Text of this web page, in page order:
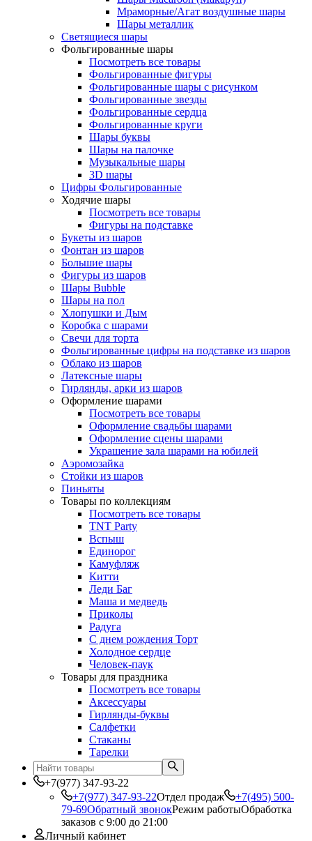
Мраморные/Агат воздушные шары
Шары металлик
Светящиеся шары
Фольгированные шары
Посмотреть все товары
Фольгированные фигуры
Фольгированные шары с рисунком
Фольгированные звезды
Фольгированные сердца
Фольгированные круги
Шары буквы
Шары на палочке
Музыкальные шары
3D шары
Цифры Фольгированные
Ходячие шары
Посмотреть все товары
Фигуры на подставке
Букеты из шаров
Фонтан из шаров
Большие шары
Фигуры из шаров
Шары Bubble
Шары на пол
Хлопушки и Дым
Коробка с шарами
Свечи для торта
Фольгированные цифры на подставке из шаров
Облако из шаров
Латексные шары
Гирлянды, арки из шаров
Оформление шарами
Посмотреть все товары
Оформление свадьбы шарами
Оформление сцены шарами
Украшение зала шарами на юбилей
Аэромозайка
Стойки из шаров
Пиньяты
Товары по коллекциям
Посмотреть все товары
TNT Party
Вспыш
Единорог
Камуфляж
Китти
Леди Баг
Маша и медведь
Приколы
Радуга
С днем рождения Торт
Холодное сердце
Человек-паук
Товары для праздника
Посмотреть все товары
Аксессуары
Гирлянды-буквы
Салфетки
Стаканы
Тарелки
+7(977) 347-93-22
+7(977) 347-93-22Отдел продаж
+7(495) 500-
79-69Обратный звонокРежим работыОбработка
заказов с 9:00 до 21:00
Личный кабинет